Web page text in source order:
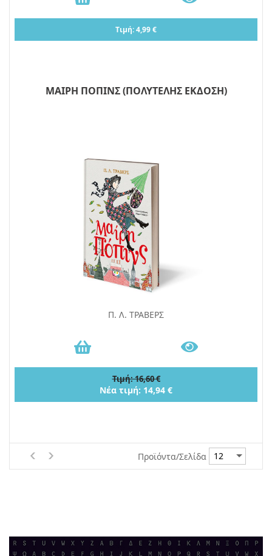
Τιμή: 4,99 €
ΜΑΙΡΗ ΠΟΠΙΝΣ (ΠΟΛΥΤΕΛΗΣ ΕΚΔΟΣΗ)
Π. Λ. ΤΡΑΒΕΡΣ
Τιμή: 16,60 €
Νέα τιμή: 14,94 €
Προϊόντα/Σελίδα